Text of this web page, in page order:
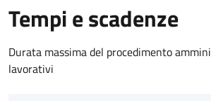
Tempi e scadenze
Durata massima del procedimento
lavorativi